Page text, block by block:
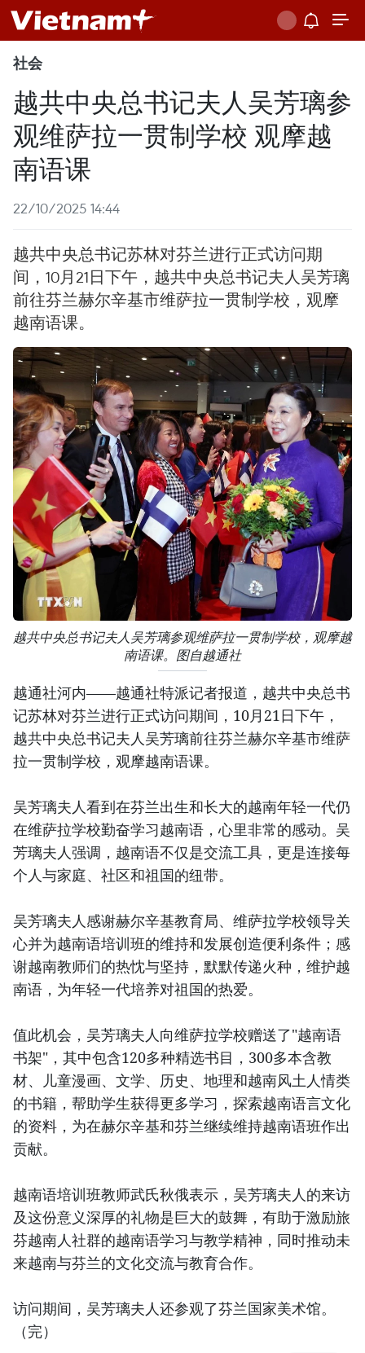
社会
越共中央总书记夫人吴芳璃参
观维萨拉一贯制学校 观摩越
南语课
22/10/2025 14:44
越共中央总书记苏林对芬兰进行正式访问期
间，10月21日下午，越共中央总书记夫人吴芳璃
前往芬兰赫尔辛基市维萨拉一贯制学校，观摩
越南语课。
越共中央总书记夫人吴芳璃参观维萨拉一贯制学校，观摩越
南语课。图自越通社
越通社河内——越通社特派记者报道，越共中央总书
记苏林对芬兰进行正式访问期间，10月21日下午，
越共中央总书记夫人吴芳璃前往芬兰赫尔辛基市维萨
拉一贯制学校，观摩越南语课。
吴芳璃夫人看到在芬兰出生和长大的越南年轻一代仍
在维萨拉学校勤奋学习越南语，心里非常的感动。吴
芳璃夫人强调，越南语不仅是交流工具，更是连接每
个人与家庭、社区和祖国的纽带。
吴芳璃夫人感谢赫尔辛基教育局、维萨拉学校领导关
心并为越南语培训班的维持和发展创造便利条件；感
谢越南教师们的热忱与坚持，默默传递火种，维护越
南语，为年轻一代培养对祖国的热爱。
值此机会，吴芳璃夫人向维萨拉学校赠送了"越南语
书架"，其中包含120多种精选书目，300多本含教
材、儿童漫画、文学、历史、地理和越南风土人情类
的书籍，帮助学生获得更多学习，探索越南语言文化
的资料，为在赫尔辛基和芬兰继续维持越南语班作出
贡献。
越南语培训班教师武氏秋俄表示，吴芳璃夫人的来访
及这份意义深厚的礼物是巨大的鼓舞，有助于激励旅
芬越南人社群的越南语学习与教学精神，同时推动未
来越南与芬兰的文化交流与教育合作。
访问期间，吴芳璃夫人还参观了芬兰国家美术馆。
（完）